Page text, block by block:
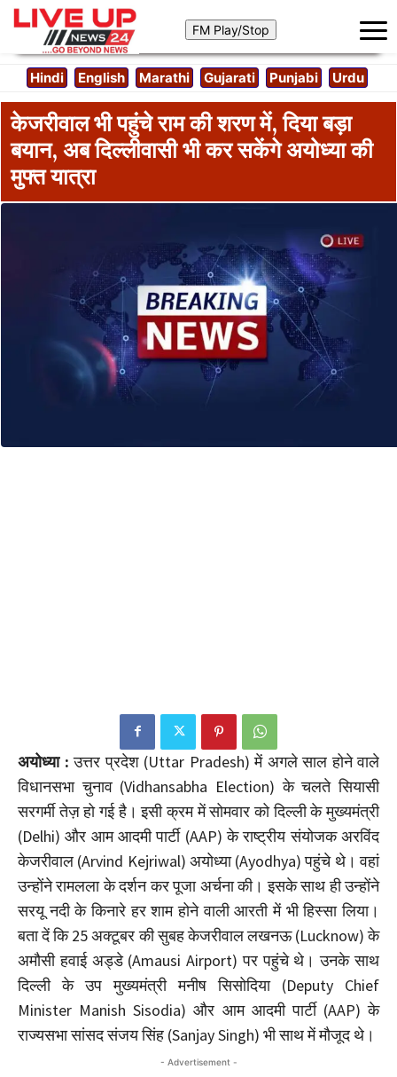
Hindi English Marathi Gujarati Punjabi Urdu
केजरीवाल भी पहुंचे राम की शरण में, दिया बड़ा
बयान, अब दिल्लीवासी भी कर सकेंगे अयोध्या की
मुफ्त यात्रा
अयोध्या : उत्तर प्रदेश (Uttar Pradesh) में अगले साल होने वाले
विधानसभा चुनाव (Vidhansabha Election) के चलते सियासी
सरगर्मी तेज़ हो गई है। इसी क्रम में सोमवार को दिल्ली के मुख्यमंत्री
(Delhi) और आम आदमी पार्टी (AAP) के राष्ट्रीय संयोजक अरविंद
केजरीवाल (Arvind Kejriwal) अयोध्या (Ayodhya) पहुंचे थे। वहां
उन्होंने रामलला के दर्शन कर पूजा अर्चना की। इसके साथ ही उन्होंने
सरयू नदी के किनारे हर शाम होने वाली आरती में भी हिस्सा लिया।
बता दें कि 25 अक्टूबर की सुबह केजरीवाल लखनऊ (Lucknow) के
अमौसी हवाई अड्डे (Amausi Airport) पर पहुंचे थे। उनके साथ
दिल्ली के उप मुख्‍यमंत्री मनीष सिसोदिया (Deputy Chief
Minister Manish Sisodia) और आम आदमी पार्टी (AAP) के
राज्‍यसभा सांसद संजय सिंह (Sanjay Singh) भी साथ में मौजूद थे।
- Advertisement -